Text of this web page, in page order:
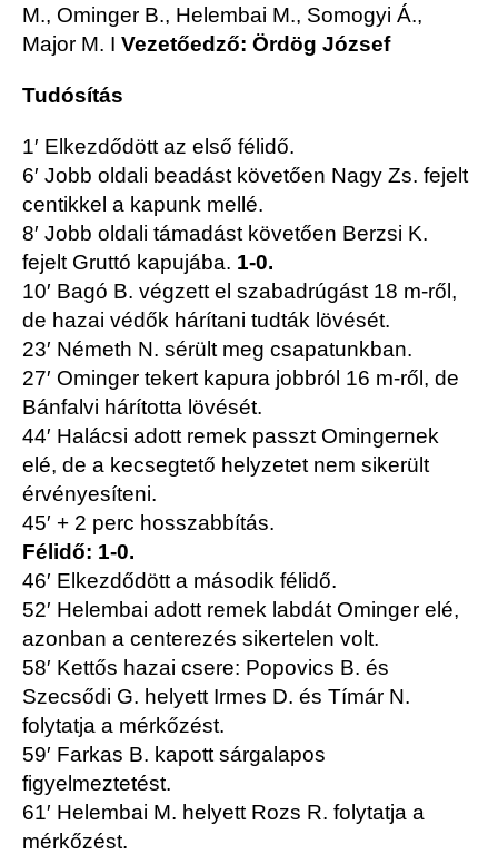
M., Ominger B., Helembai M., Somogyi Á.,
Major M. I Vezetőedző: Ördög József
Tudósítás
1′ Elkezdődött az első félidő.
6′ Jobb oldali beadást követően Nagy Zs. fejelt
centikkel a kapunk mellé.
8′ Jobb oldali támadást követően Berzsi K.
fejelt Gruttó kapujába. 1-0.
10′ Bagó B. végzett el szabadrúgást 18 m-ről,
de hazai védők hárítani tudták lövését.
23′ Németh N. sérült meg csapatunkban.
27′ Ominger tekert kapura jobbról 16 m-ről, de
Bánfalvi hárította lövését.
44′ Halácsi adott remek passzt Omingernek
elé, de a kecsegtető helyzetet nem sikerült
érvényesíteni.
45′ + 2 perc hosszabbítás.
Félidő: 1-0.
46′ Elkezdődött a második félidő.
52′ Helembai adott remek labdát Ominger elé,
azonban a centerezés sikertelen volt.
58′ Kettős hazai csere: Popovics B. és
Szecsődi G. helyett Irmes D. és Tímár N.
folytatja a mérkőzést.
59′ Farkas B. kapott sárgalapos
figyelmeztetést.
61′ Helembai M. helyett Rozs R. folytatja a
mérkőzést.